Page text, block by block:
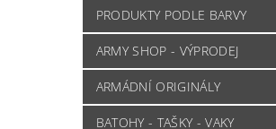
PRODUKTY PODLE BARVY
ARMY SHOP - VÝPRODEJ
ARMÁDNÍ ORIGINÁLY
BATOHY - TAŠKY - VAKY